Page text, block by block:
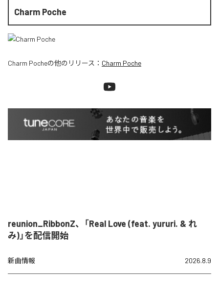
Charm Poche
Charm Pocheの他のリリース： Charm Poche
reunion_RibbonZ、「Real Love (feat. yururi. & れ
み)」を配信開始
新曲情報 2026.8.9